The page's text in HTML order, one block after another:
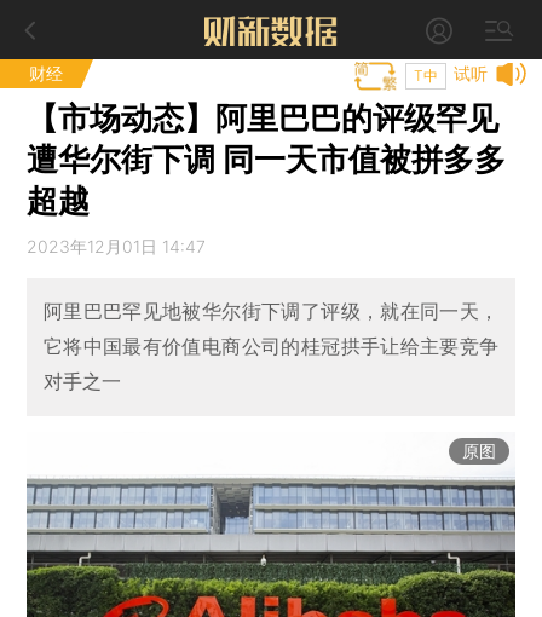
财经 试听
T中
【市场动态】阿里巴巴的评级罕见
遭华尔街下调 同一天市值被拼多多
超越
2023年12月01日 14:47
阿里巴巴罕见地被华尔街下调了评级，就在同一天，
它将中国最有价值电商公司的桂冠拱手让给主要竞争
对手之一
原图